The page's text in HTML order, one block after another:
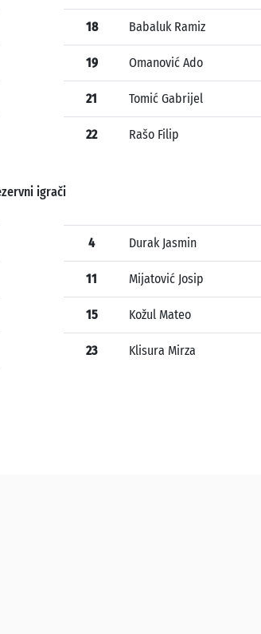
18 Babaluk Ramiz
19 Omanović Ado
21 Tomić Gabrijel
22 Rašo Filip
igrači
4 Durak Jasmin
11 Mijatović Josip
15 Kožul Mateo
23 Klisura Mirza